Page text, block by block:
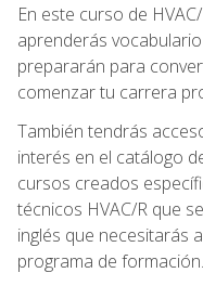
En este curso de
aprenderás
prepararán para
comenzar tu carrera
También tendrás
interés en el catálogo
cursos creados
técnicos HVAC/R que
inglés que necesitarás
programa de formación.